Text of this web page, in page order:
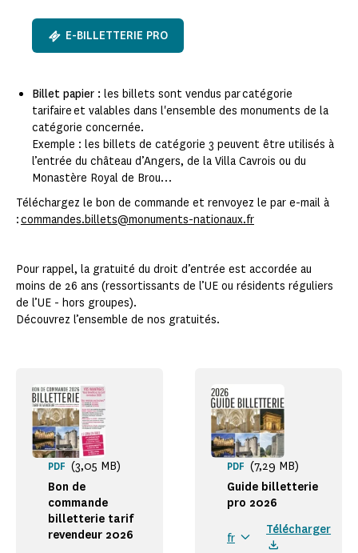
E-BILLETTERIE PRO
Billet papier : les billets sont vendus par catégorie
tarifaire et valables dans l'ensemble des monuments de la
catégorie concernée.
Exemple : les billets de catégorie 3 peuvent être utilisés à
l’entrée du château d’Angers, de la Villa Cavrois ou du
Monastère Royal de Brou…
Téléchargez le bon de commande et renvoyez le par e-mail à
:commandes.billets@monuments-nationaux.fr
Pour rappel, la gratuité du droit d’entrée est accordée au
moins de 26 ans (ressortissants de l’UE ou résidents réguliers
de l’UE - hors groupes).
Découvrez l’ensemble de nos gratuités.
Bon de
commande
billetterie tarif
revendeur 2026
PDF (3,05 MB)
Guide billetterie
pro 2026
PDF (7,29 MB)
fr
Télécharger